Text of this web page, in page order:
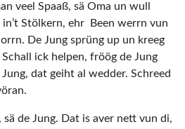
veel Spaaß, sä Oma un wull
Stölkern, ehr Been werrn vun
De Jung sprüng up un kreeg
ick helpen, fröög de Jung
dat geiht al wedder. Schreed
sä de Jung. Dat is aver nett vun di,